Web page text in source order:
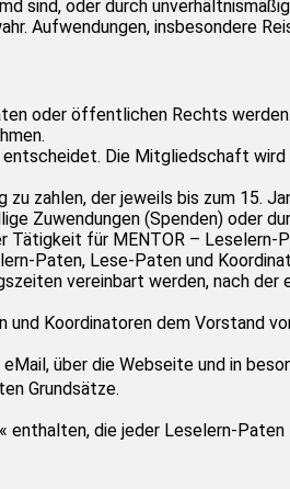
sind, oder durch
Aufwendungen, insbesondere
oder öffentlichen Rechts
Die Mitgliedschaft wird
zahlen, der jeweils bis zum 15.
Zuwendungen (Spenden) oder
für MENTOR –
Paten, Lese-Paten und
vereinbart werden, nach
Koordinatoren dem Vorstand
über die Webseite und in
Grundsätze.
die jeder Leselern-